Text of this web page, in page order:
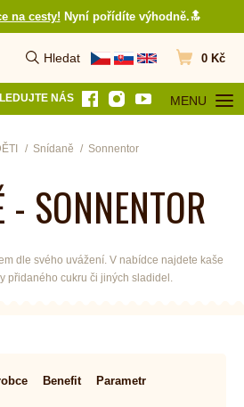
na cesty! Nyní pořídíte výhodně.🔝
Hledat
Vyhledat Přejít do
0 Kč
NÁS MENU
OTEVŘÍT
Snídaně Sonnentor
- SONNENTOR
dle svého uvážení. V nabídce najdete kaše
přidaného cukru či jiných sladidel.
Benefit Parametr